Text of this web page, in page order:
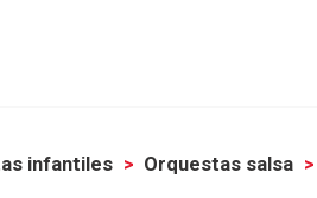
infantiles Orquestas salsa